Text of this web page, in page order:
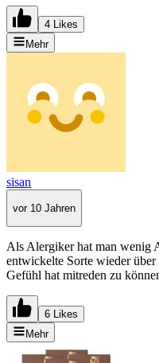
4 Likes
Mehr
sisan
vor 10 Jahren
Als Alergiker hat man wenig
entwickelte Sorte wieder
Gefühl hat mitreden zu
6 Likes
Mehr